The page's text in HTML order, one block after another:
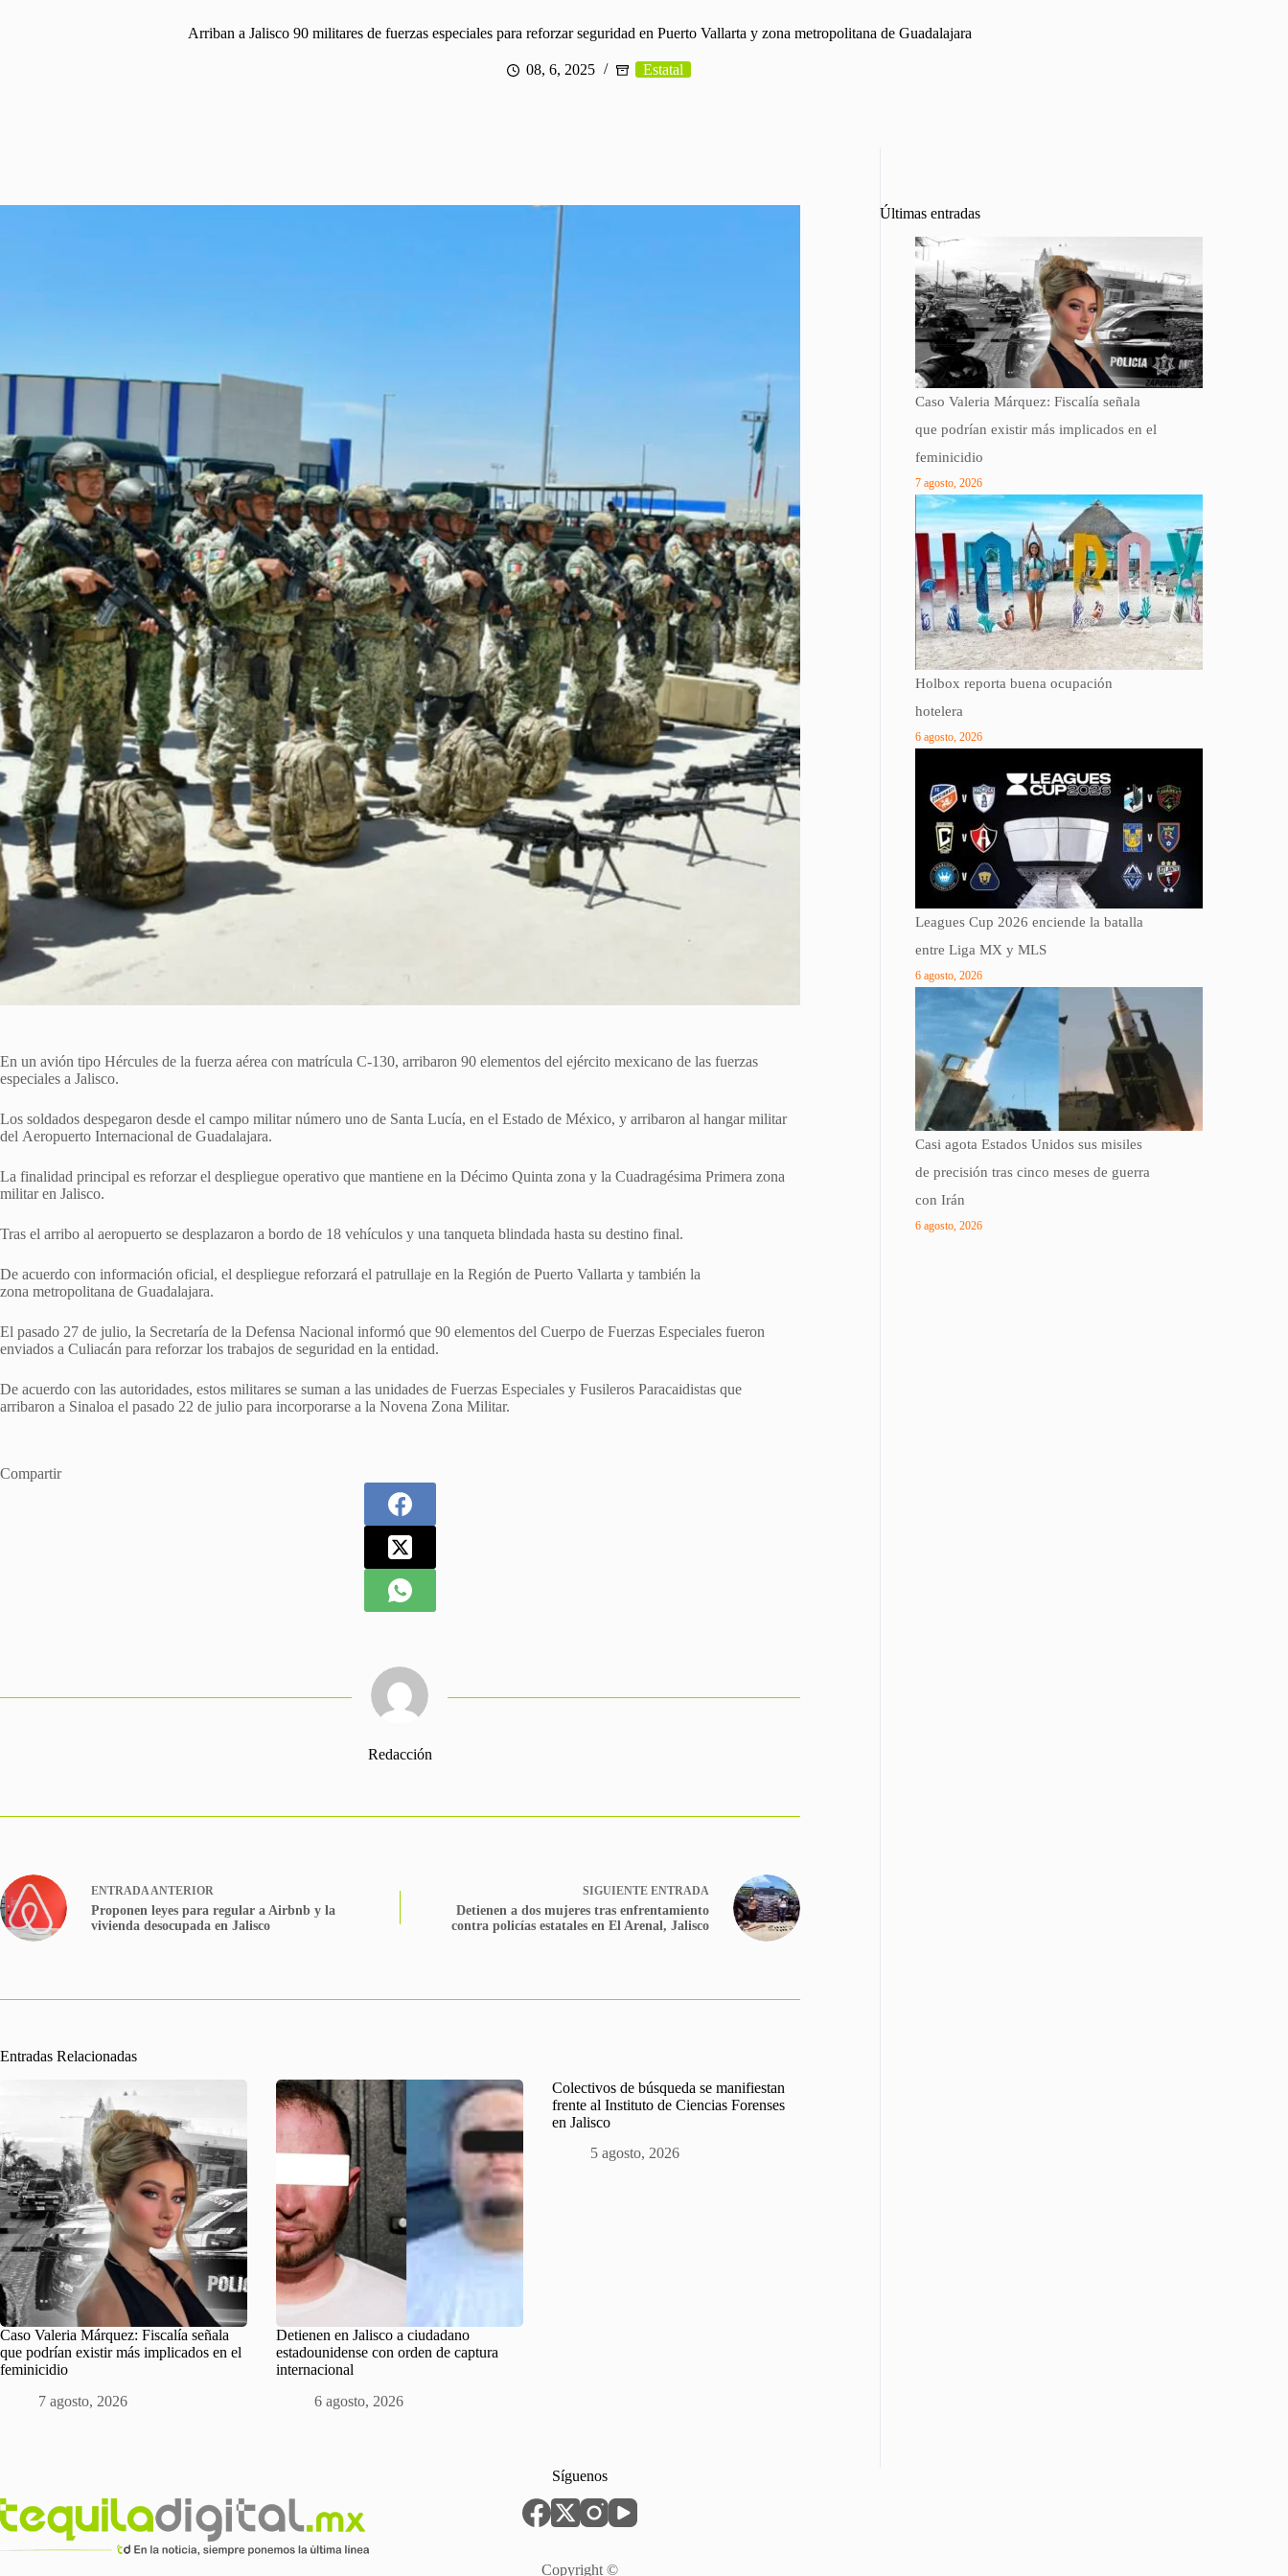
Arriban a Jalisco 90 militares de fuerzas especiales para reforzar seguridad en Puerto Vallarta y zona metropolitana de Guadalajara
08, 6, 2025 Estatal
En un avión tipo Hércules de la fuerza aérea con matrícula C-130, arribaron 90 elementos del ejército mexicano de las fuerzas
especiales a Jalisco.
Los soldados despegaron desde el campo militar número uno de Santa Lucía, en el Estado de México, y arribaron al hangar militar
del Aeropuerto Internacional de Guadalajara.
La finalidad principal es reforzar el despliegue operativo que mantiene en la Décimo Quinta zona y la Cuadragésima Primera zona
militar en Jalisco.
Tras el arribo al aeropuerto se desplazaron a bordo de 18 vehículos y una tanqueta blindada hasta su destino final.
De acuerdo con información oficial, el despliegue reforzará el patrullaje en la Región de Puerto Vallarta y también la
zona metropolitana de Guadalajara.
El pasado 27 de julio, la Secretaría de la Defensa Nacional informó que 90 elementos del Cuerpo de Fuerzas Especiales fueron
enviados a Culiacán para reforzar los trabajos de seguridad en la entidad.
De acuerdo con las autoridades, estos militares se suman a las unidades de Fuerzas Especiales y Fusileros Paracaidistas que
arribaron a Sinaloa el pasado 22 de julio para incorporarse a la Novena Zona Militar.
Compartir
Redacción
ENTRADAANTERIOR
Proponen leyes para regular a Airbnb y la
vivienda desocupada en Jalisco
SIGUIENTE ENTRADA
Detienen a dos mujeres tras enfrentamiento
contra policías estatales en El Arenal, Jalisco
Entradas Relacionadas
Caso Valeria Márquez: Fiscalía señala
que podrían existir más implicados en el
feminicidio
7 agosto, 2026
Detienen en Jalisco a ciudadano
estadounidense con orden de captura
internacional
6 agosto, 2026
Colectivos de búsqueda se manifiestan
frente al Instituto de Ciencias Forenses
en Jalisco
5 agosto, 2026
Últimas entradas
Caso Valeria Márquez: Fiscalía señala
que podrían existir más implicados en el
feminicidio
7 agosto, 2026
Holbox reporta buena ocupación
hotelera
6 agosto, 2026
Leagues Cup 2026 enciende la batalla
entre Liga MX y MLS
6 agosto, 2026
Casi agota Estados Unidos sus misiles
de precisión tras cinco meses de guerra
con Irán
6 agosto, 2026
Síguenos
Copyright ©